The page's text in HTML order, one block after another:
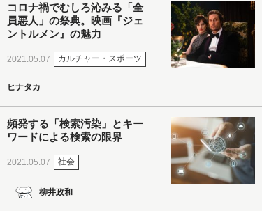
コロナ禍でむしろ沁みる「全
員悪人」の祭典。映画『ジェ
ントルメン』の魅力
2021.05.07 カルチャー・スポーツ
ヒナタカ
頻発する「検索汚染」とキー
ワードによる検索の限界
2021.05.07 社会
柳井政和